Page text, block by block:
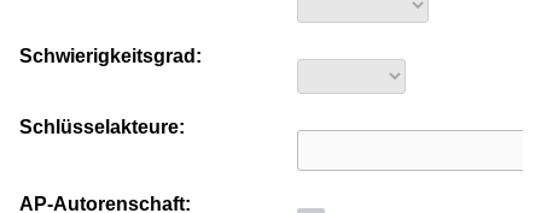
Schwierigkeitsgrad:
Schlüsselakteure:
AP-Autorenschaft: